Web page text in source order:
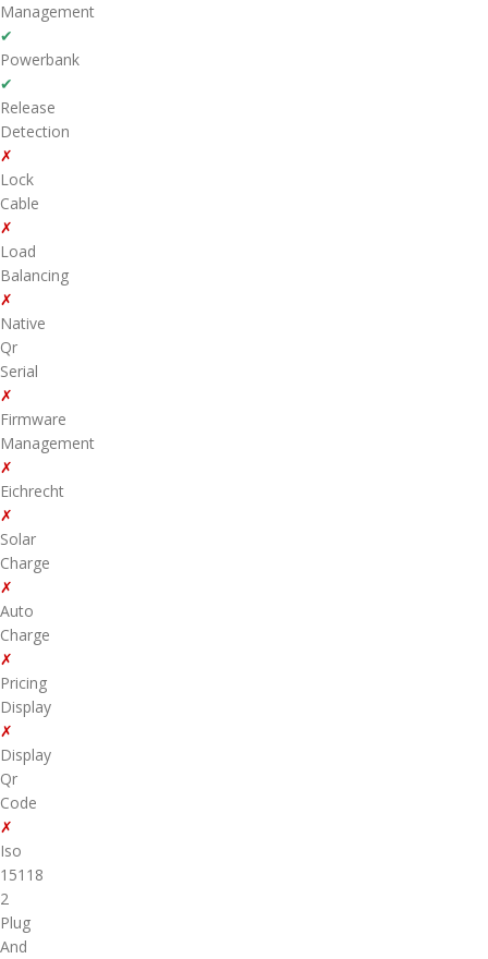
Management
✔
Powerbank
✔
Release
Detection
✗
Lock
Cable
✗
Load
Balancing
✗
Native
Qr
Serial
✗
Firmware
Management
✗
Eichrecht
✗
Solar
Charge
✗
Auto
Charge
✗
Pricing
Display
✗
Display
Qr
Code
✗
Iso
15118
2
Plug
And